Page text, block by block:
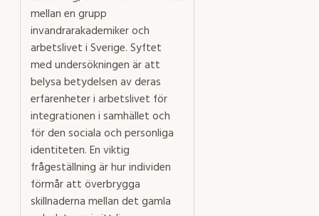
mellan en grupp
invandrarakademiker och
arbetslivet i Sverige. Syftet
med undersökningen är att
belysa betydelsen av deras
erfarenheter i arbetslivet för
integrationen i samhället och
för den sociala och personliga
identiteten. En viktig
frågeställning är hur individen
förmår att överbrygga
skillnaderna mellan det gamla